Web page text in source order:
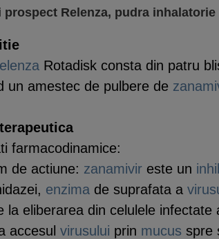
prospect Relenza, pudra inhalatorie
Rotadisk consta din patru
un amestec de pulbere de
farmacodinamice:
de actiune: zanamivir este un
enzima de suprafata a
la eliberarea din celulele
accesul virusului prin mucus spre